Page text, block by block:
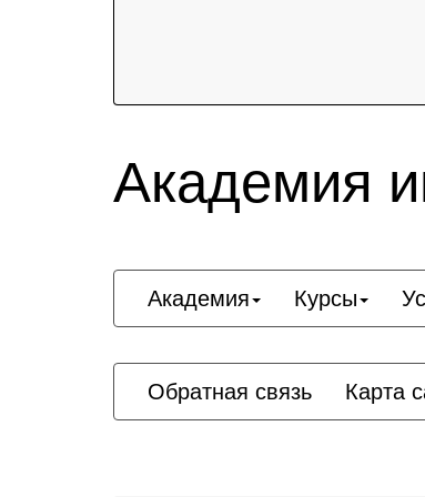
Академия
Академия Курсы
Обратная связь Карта